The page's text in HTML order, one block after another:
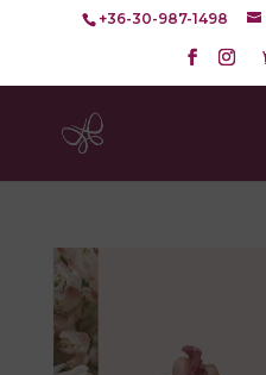
+36-30-987-1498